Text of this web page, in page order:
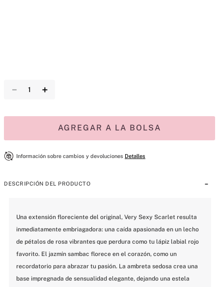
＋
－
AGREGAR A LA BOLSA
Información sobre cambios y devoluciones Detalles
DESCRIPCIÓN DEL PRODUCTO
Una extensión floreciente del original, Very Sexy Scarlet resulta
inmediatamente embriagadora: una caída apasionada en un lecho
de pétalos de rosa vibrantes que perdura como tu lápiz labial rojo
favorito. El jazmín sambac florece en el corazón, como un
recordatorio para abrazar tu pasión. La ambreta sedosa crea una
base impregnada de sensualidad elegante, dejando una estela